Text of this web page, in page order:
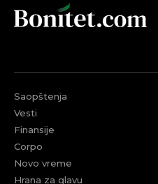
Saopštenja
Vesti
Finansije
Corpo
Novo vreme
Hrana za glavu